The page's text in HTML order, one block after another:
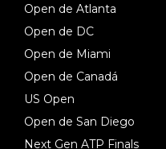
Open de Atlanta
Open de DC
Open de Miami
Open de Canadá
US Open
Open de San Diego
Next Gen ATP Finals